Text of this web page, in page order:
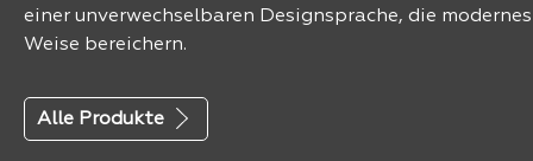
einer unverwechselbaren Designsprache, die
Weise bereichern.
Alle Produkte